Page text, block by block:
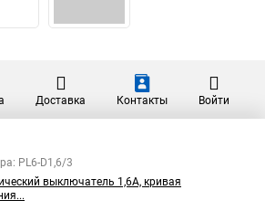
Доставка Контакты Войти
PL6-D1,6/3
выключатель 1,6А, кривая